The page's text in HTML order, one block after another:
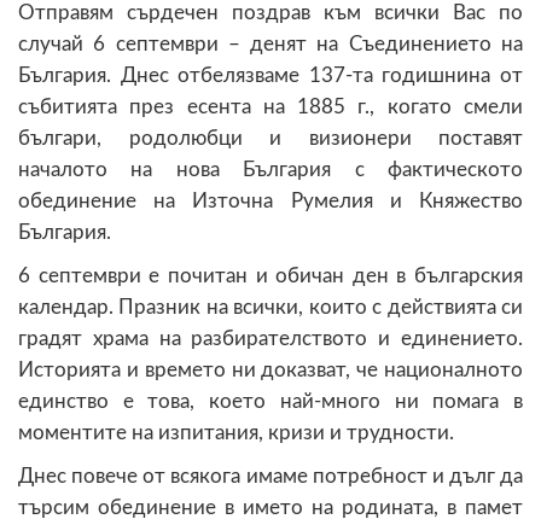
Отправям сърдечен поздрав към всички Вас по
случай 6 септември – денят на Съединението на
България. Днес отбелязваме 137-та годишнина от
събитията през есента на 1885 г., когато смели
българи, родолюбци и визионери поставят
началото на нова България с фактическото
обединение на Източна Румелия и Княжество
България.
6 септември е почитан и обичан ден в българския
календар. Празник на всички, които с действията си
градят храма на разбирателството и единението.
Историята и времето ни доказват, че националното
единство е това, което най-много ни помага в
моментите на изпитания, кризи и трудности.
Днес повече от всякога имаме потребност и дълг да
търсим обединение в името на родината, в памет